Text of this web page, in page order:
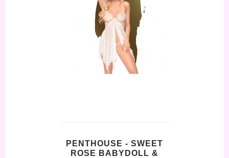
PENTHOUSE - SWEET
ROSE BABYDOLL &